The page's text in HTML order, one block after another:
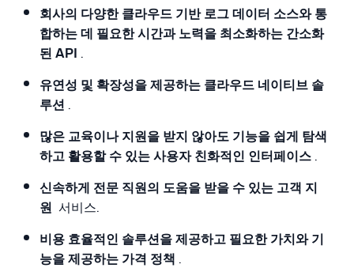
회사의 다양한 클라우드 기반 로그 데이터 소스와 통
합하는 데 필요한 시간과 노력을 최소화하는 간소화
된 API .
유연성 및 확장성을 제공하는 클라우드 네이티브 솔
루션 .
많은 교육이나 지원을 받지 않아도 기능을 쉽게 탐색
하고 활용할 수 있는 사용자 친화적인 인터페이스 .
신속하게 전문 직원의 도움을 받을 수 있는 고객 지
원 서비스.
비용 효율적인 솔루션을 제공하고 필요한 가치와 기
능을 제공하는 가격 정책 .